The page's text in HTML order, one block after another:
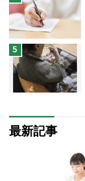
5
最新記事